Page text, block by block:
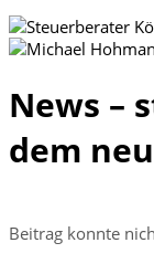
News –
dem
Beitrag konnte